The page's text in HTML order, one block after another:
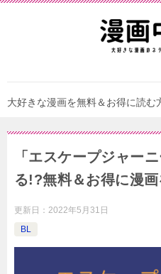
大好きな漫画を無料＆お得に読む
「エスケープジャー
る!?無料＆お得に漫画
更新日： 2022年5月31日
BL